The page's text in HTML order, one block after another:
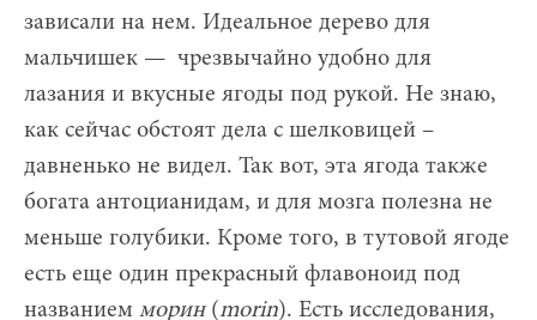
зависали на нем. Идеальное дерево для
мальчишек — чрезвычайно удобно для
лазания и вкусные ягоды под рукой. Не знаю,
как сейчас обстоят дела с шелковицей –
давненько не видел. Так вот, эта ягода также
богата антоцианидам, и для мозга полезна не
меньше голубики. Кроме того, в тутовой ягоде
есть еще один прекрасный флавоноид под
названием морин(morin). Есть исследования,